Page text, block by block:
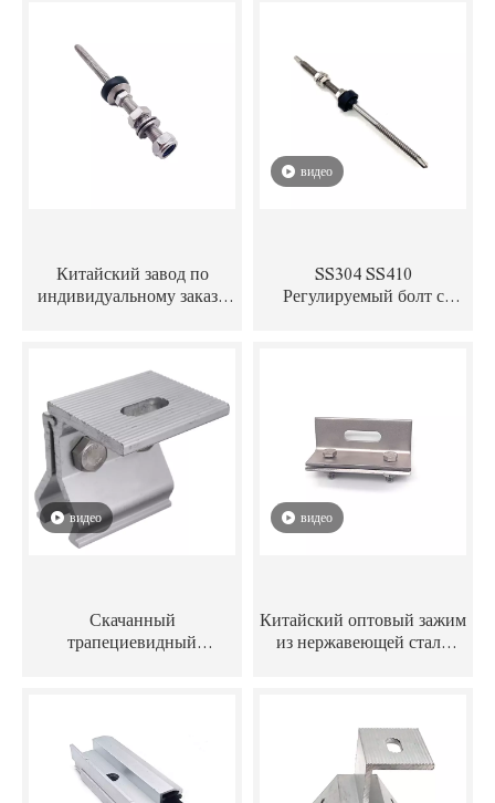
Китайский завод по
индивидуальному заказу
контргайкой
видео
SS304 SS410
Регулируемый болт с
видео
Скачанный
трапециевидный
металлической
конструкции
видео
Китайский оптовый зажим
из нержавеющей стали